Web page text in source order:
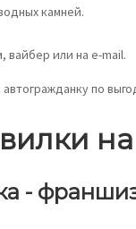
камней.
вайбер или на e-mail.
по
-